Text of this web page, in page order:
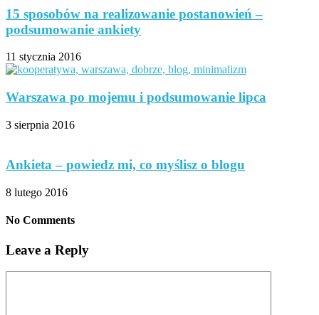
15 sposobów na realizowanie postanowień –
podsumowanie ankiety
11 stycznia 2016
Warszawa po mojemu i podsumowanie lipca
3 sierpnia 2016
Ankieta – powiedz mi, co myślisz o blogu
8 lutego 2016
No Comments
Leave a Reply